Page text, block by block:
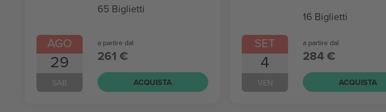
AGO
29
SAB
65 Biglietti
a partire dal
261 €
ACQUISTA
SET
4
VEN
16 Biglietti
a partire dal
284 €
ACQUISTA